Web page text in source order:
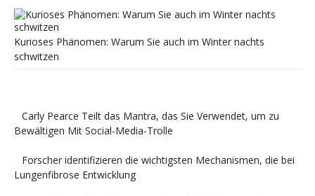
Kurioses Phänomen: Warum Sie auch im Winter nachts
schwitzen
Carly Pearce Teilt das Mantra, das Sie Verwendet, um zu
Bewältigen Mit Social-Media-Trolle
Forscher identifizieren die wichtigsten Mechanismen, die bei
Lungenfibrose Entwicklung